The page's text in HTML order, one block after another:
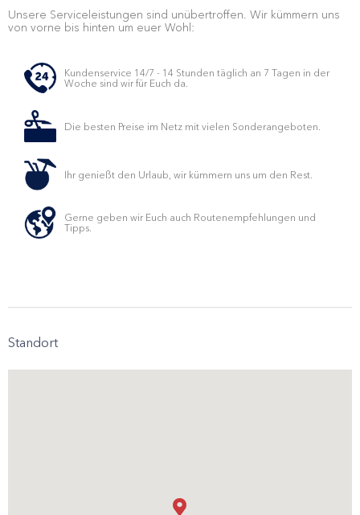
Unsere Serviceleistungen sind unübertroffen. Wir kümmern uns
von vorne bis hinten um euer Wohl:
Kundenservice 14/7 - 14 Stunden täglich an 7 Tagen in der
Woche sind wir für Euch da.
Die besten Preise im Netz mit vielen Sonderangeboten.
Ihr genießt den Urlaub, wir kümmern uns um den Rest.
Gerne geben wir Euch auch Routenempfehlungen und
Tipps.
Standort